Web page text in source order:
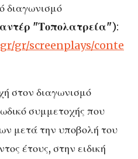
διαγωνισμό
"Τοπολατρεία"):
gr/screenplays/conte
στον διαγωνισμό
συμμετοχής που
μετά την υποβολή του
έτους, στην ειδική